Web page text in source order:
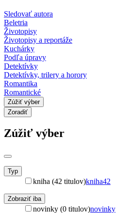
Sledovať autora
Beletria
Životopisy
Životopisy a reportáže
Kuchárky
Podľa úpravy
Detektívky
Detektívky, trilery a horory
Romantika
Romantické
Zúžiť výber
Zoradiť
Zúžiť výber
Typ
kniha (42 titulov)kniha42
Zobraziť iba
novinky (0 titulov)novinky